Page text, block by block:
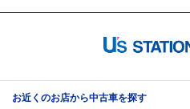
お近くのお店から中古車を探す